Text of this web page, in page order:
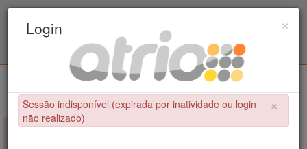
Educação Física / UPE - UFPB
×
NÃO FOI POSSÍVEL CONCLUIR A OPERAÇÃO
×
Login
×
Sessão indisponível (expirada por inatividade ou login
não realizado)